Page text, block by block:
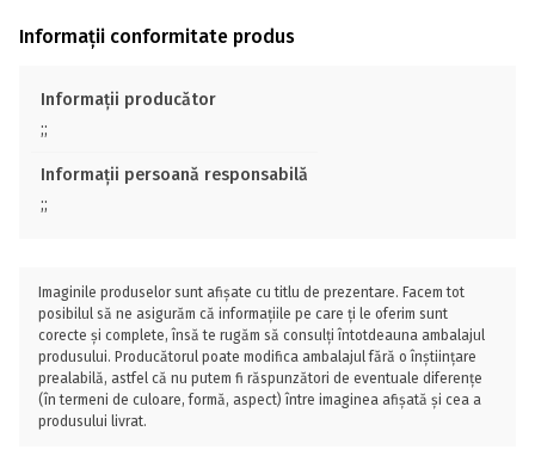
Informații conformitate produs
Informații producător
;;
Informații persoană responsabilă
;;
Imaginile produselor sunt afișate cu titlu de prezentare. Facem tot
posibilul să ne asigurăm că informațiile pe care ți le oferim sunt
corecte și complete, însă te rugăm să consulți întotdeauna ambalajul
produsului. Producătorul poate modifica ambalajul fără o înștiințare
prealabilă, astfel că nu putem fi răspunzători de eventuale diferențe
(în termeni de culoare, formă, aspect) între imaginea afișată și cea a
produsului livrat.